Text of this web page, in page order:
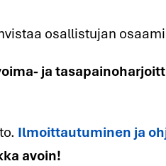
osallistujan
ja
Ilmoittautuminen ja
avoin!